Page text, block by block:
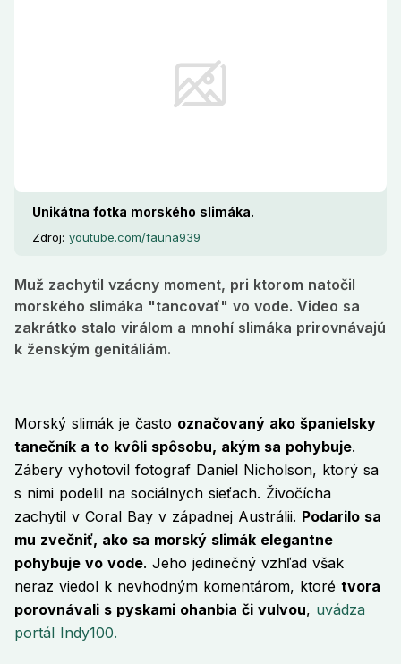
Unikátna fotka morského slimáka.
Zdroj: youtube.com/fauna939
Muž zachytil vzácny moment, pri ktorom natočil
morského slimáka "tancovať" vo vode. Video sa
zakrátko stalo virálom a mnohí slimáka prirovnávajú
k ženským genitáliám.
Morský slimák je často označovaný ako španielsky
tanečník a to kvôli spôsobu, akým sa pohybuje.
Zábery vyhotovil fotograf Daniel Nicholson, ktorý sa
s nimi podelil na sociálnych sieťach. Živočícha
zachytil v Coral Bay v západnej Austrálii. Podarilo sa
mu zvečniť, ako sa morský slimák elegantne
pohybuje vo vode. Jeho jedinečný vzhľad však
neraz viedol k nevhodným komentárom, ktoré tvora
porovnávali s pyskami ohanbia či vulvou, uvádza
portál Indy100.